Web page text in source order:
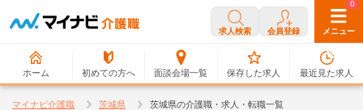
求人検索 会員登録 メニュー
ホーム 初めての方へ 面談会場一覧
0
保存した求人
0
最近見た求人
マイナビ介護職 茨城県 茨城県の介護職・求人・転職一覧